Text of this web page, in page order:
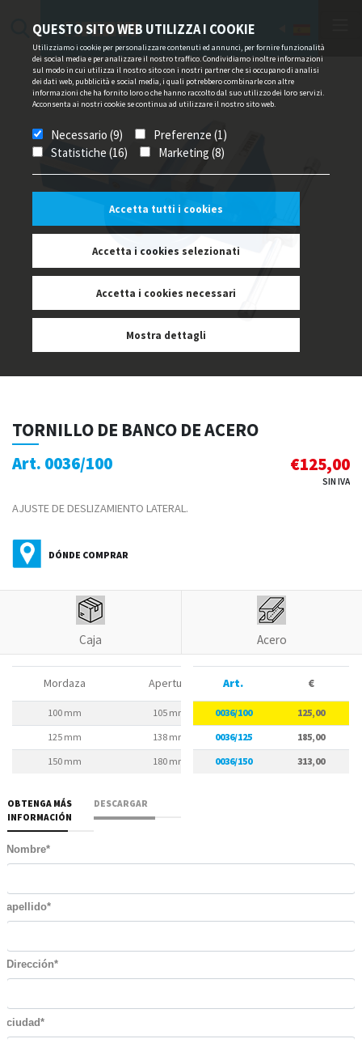
QUESTO SITO WEB UTILIZZA I COOKIE
Utilizziamo i cookie per personalizzare contenuti ed annunci, per fornire funzionalità
dei social media e per analizzare il nostro traffico. Condividiamo inoltre informazioni
sul modo in cui utilizza il nostro sito con i nostri partner che si occupano di analisi
dei dati web, pubblicità e social media, i quali potrebbero combinarle con altre
informazioni che ha fornito loro o che hanno raccolto dal suo utilizzo dei loro servizi.
Acconsenta ai nostri cookie se continua ad utilizzare il nostro sito web.
Necessario (9)
Preferenze (1)
Statistiche (16)
Marketing (8)
Accetta tutti i cookies
Accetta i cookies selezionati
Accetta i cookies necessari
Mostra dettagli
TORNILLO DE BANCO DE ACERO
Art. 0036/100 €125,00
SIN IVA
AJUSTE DE DESLIZAMIENTO LATERAL.
DÓNDE COMPRAR
Caja Acero
Mordaza Apertura
100 mm 105 mm
125 mm
138 mm
150 mm
180 mm
Art. €
0036/100
125,00
0036/125
185,00
0036/150
313,00
OBTENGA MÁS
INFORMACIÓN
DESCARGAR